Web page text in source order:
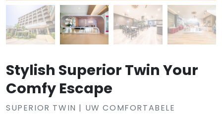
Stylish Superior Twin Your
Comfy Escape
SUPERIOR TWIN | UW COMFORTABELE